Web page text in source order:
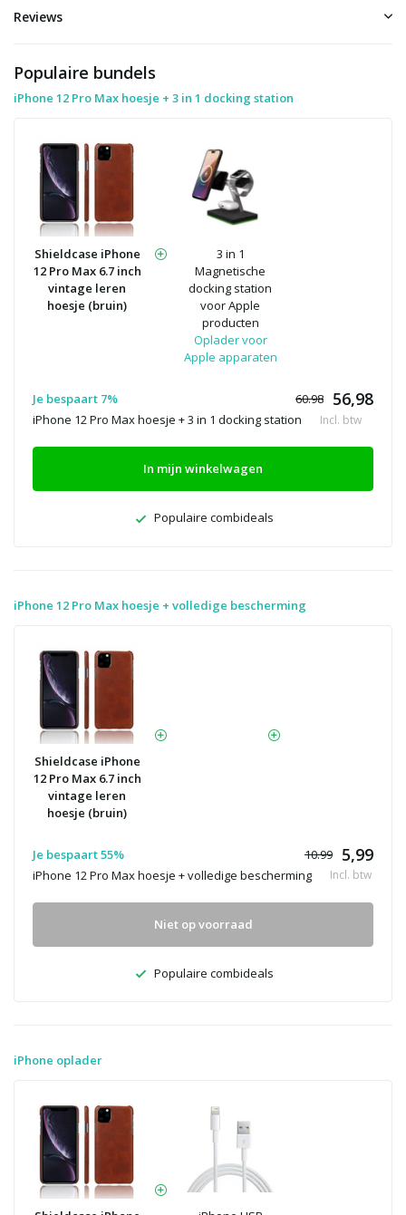
Reviews
Populaire bundels
iPhone 12 Pro Max hoesje + 3 in 1 docking station
Shieldcase iPhone
12 Pro Max 6.7 inch
vintage leren
hoesje (bruin)
3 in 1
Magnetische
docking station
voor Apple
producten
Oplader voor
Apple apparaten
Je bespaart 7% 60.98 56,98
iPhone 12 Pro Max hoesje + 3 in 1 docking station Incl. btw
In mijn winkelwagen
Populaire combideals
iPhone 12 Pro Max hoesje + volledige bescherming
Shieldcase iPhone
12 Pro Max 6.7 inch
vintage leren
hoesje (bruin)
Je bespaart 55% 10.99 5,99
iPhone 12 Pro Max hoesje + volledige bescherming Incl. btw
Niet op voorraad
Populaire combideals
iPhone oplader